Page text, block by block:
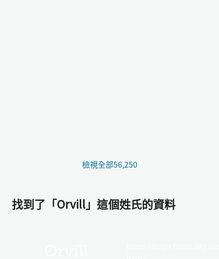
檢視全部56,250
找到了「Orvill」這個姓氏的資料